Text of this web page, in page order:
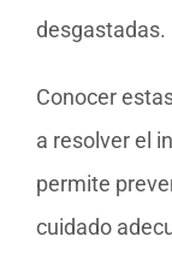
desgastadas.
Conocer
a resolver el
permite
cuidado